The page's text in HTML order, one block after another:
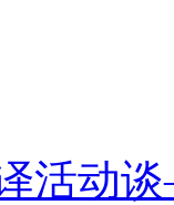
活动